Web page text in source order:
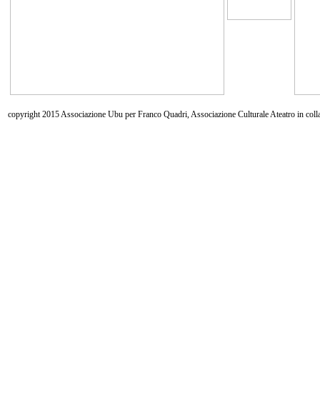
copyright 2015 Associazione Ubu per Franco Quadri, Associazione Culturale Ateatro in